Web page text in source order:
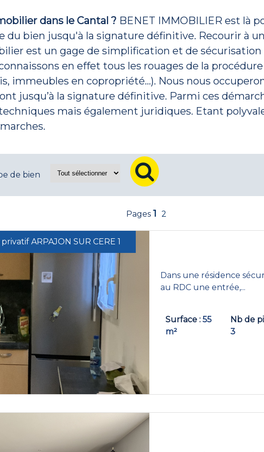
dans le Cantal ? BENET IMMOBILIER est là
du bien jusqu'à la signature définitive. Recourir à
est un gage de simplification et de
en effet tous les rouages de la
immeubles en copropriété…). Nous nous
jusqu’à la signature définitive. Parmi ces
mais également juridiques. Etant
de bien
1 2
ARPAJON SUR CERE 1
Dans une résidence
au RDC une entrée,...
Surface 55
m²
Nb de
3